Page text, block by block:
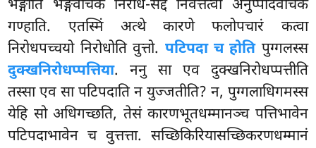
भङ्गोति भङ्गवाचकं निरोध-सद्दं निवत्तेत्वा अनुप्पादवाचकं
गण्हाति. एतस्मिं अत्थे कारणे फलोपचारं कत्वा
निरोधपच्चयो निरोधोति वुत्तो. पटिपदा च होतिपुग्गलस्स
दुक्खनिरोधप्पत्तिया. ननु सा एव दुक्खनिरोधप्पत्तीति
तस्सा एव सा पटिपदाति न युज्जतीति? न, पुग्गलाधिगमस्स
येहि सो अधिगच्छति, तेसंकारणभूतधम्मानञ्च पत्तिभावेन
पटिपदाभावेन च वुत्तत्ता. सच्छिकिरियासच्छिकरणधम्मानं